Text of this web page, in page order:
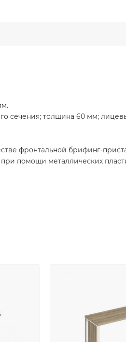
сечения; толщина 60 мм;
фронтальной брифинг-
помощи металлических